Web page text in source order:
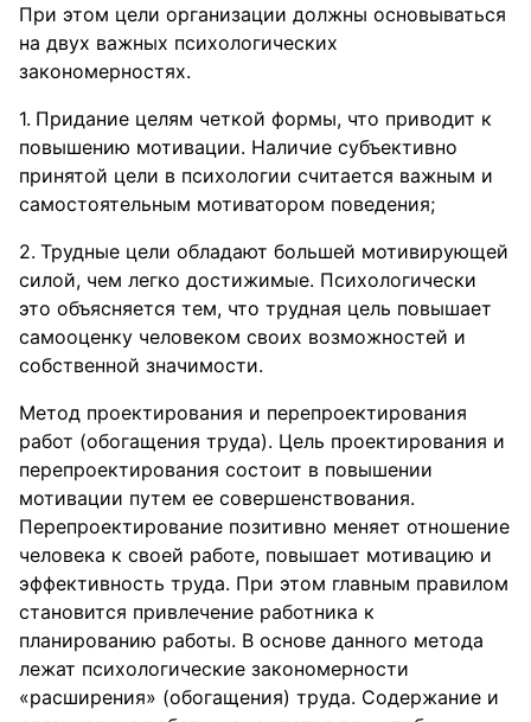
При этом цели организации должны основываться
на двух важных психологических
закономерностях.
Придание целям четкой формы, что приводит к
повышению мотивации. Наличие субъективно
принятой цели в психологии считается важным и
самостоятельным мотиватором поведения;
Трудные цели обладают большей мотивирующей
силой, чем легко достижимые. Психологически
это объясняется тем, что трудная цель повышает
самооценку человеком своих возможностей и
собственной значимости.
Метод проектирования и перепроектирования
работ (обогащения труда). Цель проектирования и
перепроектирования состоит в повышении
мотивации путем ее совершенствования.
Перепроектирование позитивно меняет отношение
человека к своей работе, повышает мотивацию и
эффективность труда. При этом главным правилом
становится привлечение работника к
планированию работы. В основе данного метода
лежат психологические закономерности
«расширения» (обогащения) труда. Содержание и